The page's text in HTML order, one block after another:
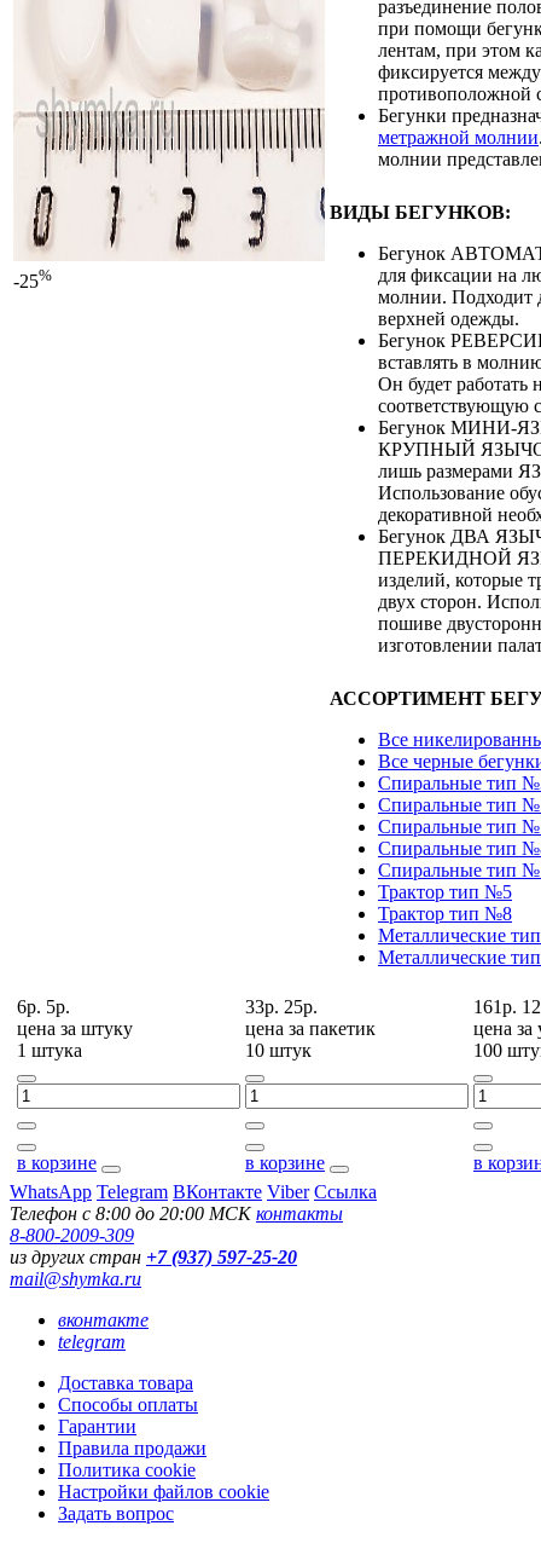
-25%
разъединение
при помощи
лентам, при этом
фиксируется
противоположной
Бегунки
метражной молнии
молнии
ВИДЫ БЕГУНКОВ:
Бегунок АВТОМАТ
для фиксации на
молнии. Подходит
верхней одежды.
Бегунок
вставлять в
Он будет работать
соответствующую
Бегунок МИНИ-
КРУПНЫЙ
лишь размерами
Использование
декоративной
Бегунок ДВА
ПЕРЕКИДНОЙ
изделий, которые
двух сторон.
пошиве
изготовлении
АССОРТИМЕНТ
Все
Все черные
Спиральные тип
Спиральные тип
Спиральные тип
Спиральные тип
Спиральные тип
Трактор тип №5
Трактор тип №8
Металлические
Металлические
6р. 5р.
цена за штуку
1 штука
в корзине
33р. 25р.
цена за пакетик
10 штук
в корзине
161р.
цена за
100
в
WhatsApp Telegram ВКонтакте Viber Ссылка
Телефон с 8:00 до 20:00 МСКконтакты
8-800-2009-309
из других стран +7 (937) 597-25-20
mail@shymka.ru
вконтакте
telegram
Доставка товара
Способы оплаты
Гарантии
Правила продажи
Политика cookie
Настройки файлов cookie
Задать вопрос